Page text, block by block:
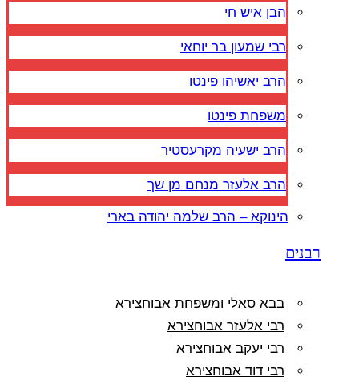
הבן איש חי
רבי שמעון בר יוחאי
הרב יאשיהו פינטו
משפחת פינטו
הרב ישעיה מקרעסטיר
הרב אלעזר מנחם מן שך
הינוקא – הרב שלמה יהודה בארי
רבנים
בבא סאלי ומשפחת אבוחצירא
רבי אלעזר אבוחצירא
רבי יעקב אבוחצירא
רבי דוד אבוחצירא